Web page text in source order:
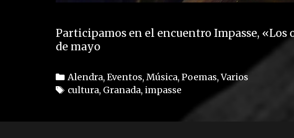
Participamos en el encuentro Impasse, «Los
de mayo
C
a
Alendra, Eventos, Música, Poemas,Varios
T
cultura, Granada, impasse